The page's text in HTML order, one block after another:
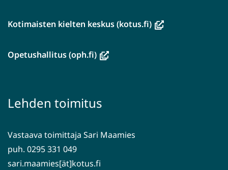
Kotimaisten kielten keskus (kotus.fi)(avautuu
Opetushallitus (oph.fi)(avautuu
toiseen
Lehden toimitus
Vastaava toimittaja Sari Maamies
puh. 0295 331 049
sari.maamies[ät]kotus.fi